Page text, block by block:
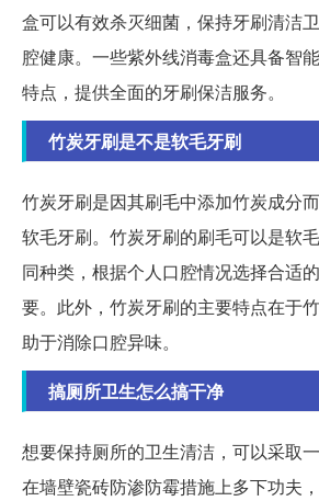
盒可以有效杀灭细菌，保持牙刷清洁
腔健康。一些紫外线消毒盒还具备智
特点，提供全面的牙刷保洁服务。
竹炭牙刷是不是软毛牙刷
竹炭牙刷是因其刷毛中添加竹炭成分
软毛牙刷。竹炭牙刷的刷毛可以是软
同种类，根据个人口腔情况选择合适
要。此外，竹炭牙刷的主要特点在于
助于消除口腔异味。
搞厕所卫生怎么搞干净
想要保持厕所的卫生清洁，可以采取
在墙壁瓷砖防渗防霉措施上多下功夫